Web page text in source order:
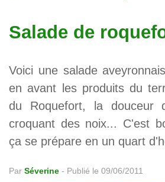
Salade de
Voici une salade
en avant les produits du
du Roquefort, la douceur
croquant des noix... C'est
ça se prépare en un quart
Par Séverine - Publié le 09/06/2011